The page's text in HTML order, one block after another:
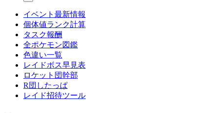
イベント最新情報
個体値ランク計算
タスク報酬
全ポケモン図鑑
色違い一覧
レイドボス早見表
ロケット団幹部
R団したっぱ
レイド招待ツール